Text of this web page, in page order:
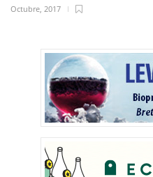
Octubre, 2017